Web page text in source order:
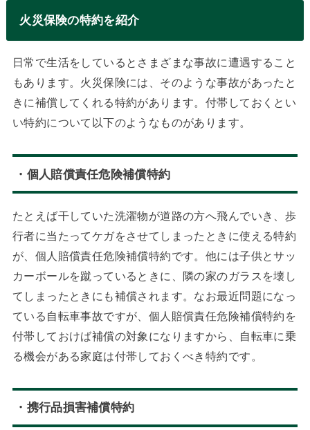
火災保険の特約を紹介
日常で生活をしているとさまざまな事故に遭遇すること
もあります。火災保険には、そのような事故があったと
きに補償してくれる特約があります。付帯しておくとい
い特約について以下のようなものがあります。
・個人賠償責任危険補償特約
たとえば干していた洗濯物が道路の方へ飛んでいき、歩
行者に当たってケガをさせてしまったときに使える特約
が、個人賠償責任危険補償特約です。他には子供とサッ
カーボールを蹴っているときに、隣の家のガラスを壊し
てしまったときにも補償されます。なお最近問題になっ
ている自転車事故ですが、個人賠償責任危険補償特約を
付帯しておけば補償の対象になりますから、自転車に乗
る機会がある家庭は付帯しておくべき特約です。
・携行品損害補償特約